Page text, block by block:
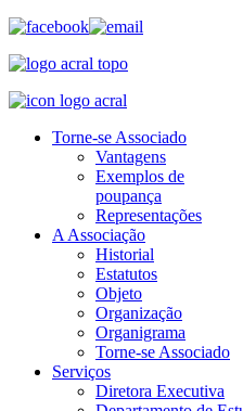
Torne-se Associado
Vantagens
Exemplos de
poupança
Representações
A Associação
Historial
Estatutos
Objeto
Organização
Organigrama
Torne-se Associado
Serviços
Diretora Executiva